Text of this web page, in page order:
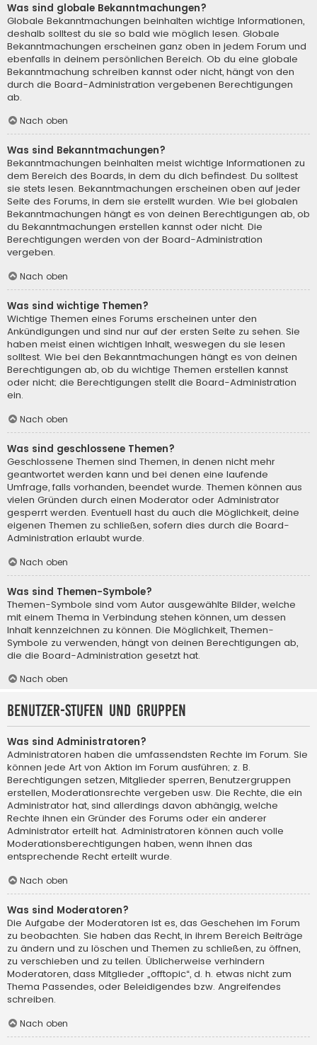
Was sind globale Bekanntmachungen?
Globale Bekanntmachungen beinhalten wichtige Informationen,
deshalb solltest du sie so bald wie möglich lesen. Globale
Bekanntmachungen erscheinen ganz oben in jedem Forum und
ebenfalls in deinem persönlichen Bereich. Ob du eine globale
Bekanntmachung schreiben kannst oder nicht, hängt von den
durch die Board-Administration vergebenen Berechtigungen
ab.
Nach oben
Was sind Bekanntmachungen?
Bekanntmachungen beinhalten meist wichtige Informationen zu
dem Bereich des Boards, in dem du dich befindest. Du solltest
sie stets lesen. Bekanntmachungen erscheinen oben auf jeder
Seite des Forums, in dem sie erstellt wurden. Wie bei globalen
Bekanntmachungen hängt es von deinen Berechtigungen ab, ob
du Bekanntmachungen erstellen kannst oder nicht. Die
Berechtigungen werden von der Board-Administration
vergeben.
Nach oben
Was sind wichtige Themen?
Wichtige Themen eines Forums erscheinen unter den
Ankündigungen und sind nur auf der ersten Seite zu sehen. Sie
haben meist einen wichtigen Inhalt, weswegen du sie lesen
solltest. Wie bei den Bekanntmachungen hängt es von deinen
Berechtigungen ab, ob du wichtige Themen erstellen kannst
oder nicht; die Berechtigungen stellt die Board-Administration
ein.
Nach oben
Was sind geschlossene Themen?
Geschlossene Themen sind Themen, in denen nicht mehr
geantwortet werden kann und bei denen eine laufende
Umfrage, falls vorhanden, beendet wurde. Themen können aus
vielen Gründen durch einen Moderator oder Administrator
gesperrt werden. Eventuell hast du auch die Möglichkeit, deine
eigenen Themen zu schließen, sofern dies durch die Board-
Administration erlaubt wurde.
Nach oben
Was sind Themen-Symbole?
Themen-Symbole sind vom Autor ausgewählte Bilder, welche
mit einem Thema in Verbindung stehen können, um dessen
Inhalt kennzeichnen zu können. Die Möglichkeit, Themen-
Symbole zu verwenden, hängt von deinen Berechtigungen ab,
die die Board-Administration gesetzt hat.
Nach oben
Benutzer-Stufen und Gruppen
Was sind Administratoren?
Administratoren haben die umfassendsten Rechte im Forum. Sie
können jede Art von Aktion im Forum ausführen; z. B.
Berechtigungen setzen, Mitglieder sperren, Benutzergruppen
erstellen, Moderationsrechte vergeben usw. Die Rechte, die ein
Administrator hat, sind allerdings davon abhängig, welche
Rechte ihnen ein Gründer des Forums oder ein anderer
Administrator erteilt hat. Administratoren können auch volle
Moderationsberechtigungen haben, wenn ihnen das
entsprechende Recht erteilt wurde.
Nach oben
Was sind Moderatoren?
Die Aufgabe der Moderatoren ist es, das Geschehen im Forum
zu beobachten. Sie haben das Recht, in ihrem Bereich Beiträge
zu ändern und zu löschen und Themen zu schließen, zu öffnen,
zu verschieben und zu teilen. Üblicherweise verhindern
Moderatoren, dass Mitglieder „offtopic“, d. h. etwas nicht zum
Thema Passendes, oder Beleidigendes bzw. Angreifendes
schreiben.
Nach oben